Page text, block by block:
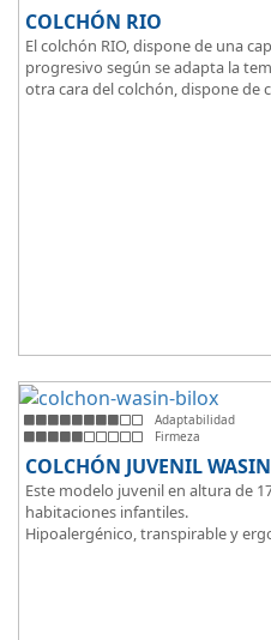
COLCHÓN RIO
El colchón RIO, dispone de una
progresivo según se adapta la
otra cara del colchón, dispone de
100% que brinda una sensación
Adaptabilidad
Firmeza
COLCHÓN JUVENIL
Este modelo juvenil en altura de
habitaciones infantiles.
Hipoalergénico, transpirable y